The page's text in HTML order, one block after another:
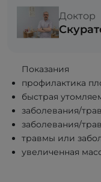
Доктор
Показания
профилактика
быстрая
заболевания/
заболевания/
травмы или
увеличенная